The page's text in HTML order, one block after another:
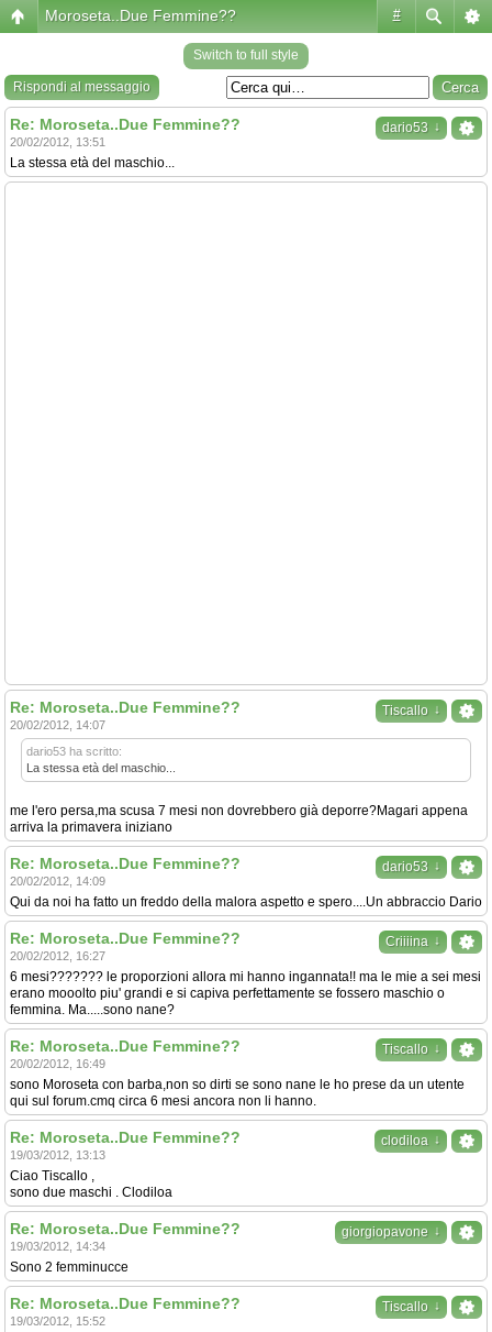
#
Moroseta..Due Femmine??
Switch to full style
Rispondi al messaggio
dario53 ↓
Re: Moroseta..Due Femmine??
20/02/2012, 13:51
La stessa età del maschio...
Tiscallo ↓
Re: Moroseta..Due Femmine??
20/02/2012, 14:07
dario53 ha scritto:
La stessa età del maschio...
me l'ero persa,ma scusa 7 mesi non dovrebbero già deporre?Magari appena
arriva la primavera iniziano
dario53 ↓
Re: Moroseta..Due Femmine??
20/02/2012, 14:09
Qui da noi ha fatto un freddo della malora aspetto e spero....Un abbraccio Dario
Criiiina ↓
Re: Moroseta..Due Femmine??
20/02/2012, 16:27
6 mesi??????? le proporzioni allora mi hanno ingannata!! ma le mie a sei mesi
erano mooolto piu' grandi e si capiva perfettamente se fossero maschio o
femmina. Ma.....sono nane?
Tiscallo ↓
Re: Moroseta..Due Femmine??
20/02/2012, 16:49
sono Moroseta con barba,non so dirti se sono nane le ho prese da un utente
qui sul forum.cmq circa 6 mesi ancora non li hanno.
clodiloa ↓
Re: Moroseta..Due Femmine??
19/03/2012, 13:13
Ciao Tiscallo ,
sono due maschi . Clodiloa
giorgiopavone ↓
Re: Moroseta..Due Femmine??
19/03/2012, 14:34
Sono 2 femminucce
Tiscallo ↓
Re: Moroseta..Due Femmine??
19/03/2012, 15:52